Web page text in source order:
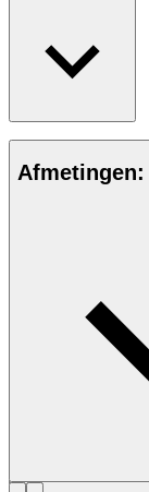
De Deense
gezien als een van
ontwerpers aller
inzicht in
ontwerpen.